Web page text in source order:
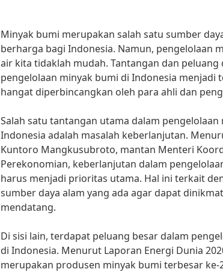
Minyak bumi merupakan salah satu sumber
berharga bagi Indonesia. Namun, pengelolaan
air kita tidaklah mudah. Tantangan dan peluang
pengelolaan minyak bumi di Indonesia menjadi
hangat diperbincangkan oleh para ahli dan
Salah satu tantangan utama dalam pengelolaan
Indonesia adalah masalah keberlanjutan.
Kuntoro Mangkusubroto, mantan Menteri
Perekonomian, keberlanjutan dalam
harus menjadi prioritas utama. Hal ini terkait
sumber daya alam yang ada agar dapat
mendatang.
Di sisi lain, terdapat peluang besar dalam
di Indonesia. Menurut Laporan Energi Dunia
merupakan produsen minyak bumi terbesar ke-